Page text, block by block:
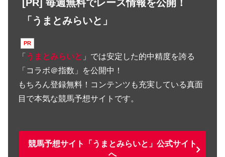
[PR] 毎週無料でレース情報を公開！
「うまとみらいと」
「 うまとみらいと 」では安定した的中精度を誇る
「コラボ＠指数」を公開中！
もちろん登録無料！コンテンツも充実している真面
目で本気な競馬予想サイトです。
競馬予想サイト「うまとみらいと」公式サイト
へ